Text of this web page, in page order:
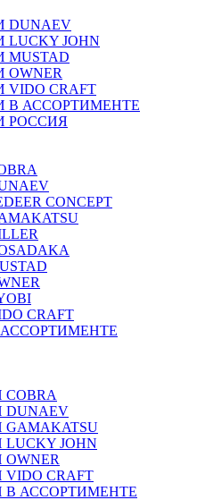
JOHN
CRAFT
В АССОРТИМЕНТЕ
РОССИЯ
CONCEPT
CRAFT
JOHN
CRAFT
В АССОРТИМЕНТЕ